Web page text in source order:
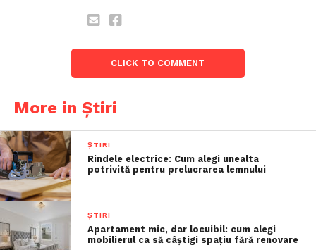
CLICK TO COMMENT
More in Știri
ȘTIRI
Rindele electrice: Cum alegi unealta
potrivită pentru prelucrarea lemnului
ȘTIRI
Apartament mic, dar locuibil: cum alegi
mobilierul ca să câștigi spațiu fără renovare